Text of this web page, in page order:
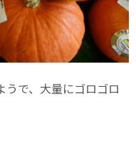
うで、大量にゴロゴロ